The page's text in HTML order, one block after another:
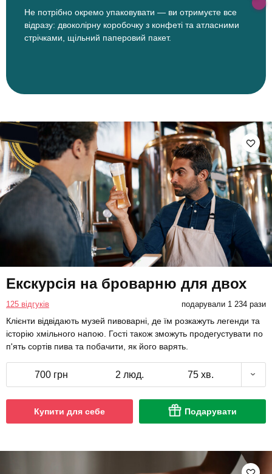
Не потрібно окремо упаковувати — ви отримуєте все
відразу: двоколірну коробочку з конфеті та атласними
стрічками, щільний паперовий пакет.
Екскурсія на броварню для двох
125 відгуків подарували 1 234 рази
Клієнти відвідають музей пивоварні, де їм розкажуть легенди та
історію хмільного напою. Гості також зможуть продегустувати по
п'ять сортів пива та побачити, як його варять.
700 грн 2 люд. 75 хв.
Купити для себе Подарувати